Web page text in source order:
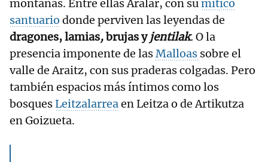
montañas. Entre ellas Aralar, con sumítico
santuario donde perviven las leyendas de
dragones, lamias,brujas y jentilak. O la
presencia imponente de lasMalloas sobre el
valle de Araitz, con sus praderas colgadas. Pero
también espacios más íntimos como los
bosquesLeitzalarreaen Leitza o de Artikutza
en Goizueta.